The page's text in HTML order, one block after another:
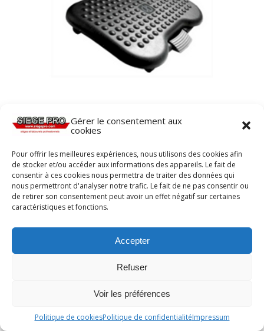
Gérer le consentement aux
cookies
Pour offrir les meilleures expériences, nous utilisons des cookies afin
de stocker et/ou accéder aux informations des appareils. Le fait de
consentir à ces cookies nous permettra de traiter des données qui
nous permettront d'analyser notre trafic. Le fait de ne pas consentir ou
de retirer son consentement peut avoir un effet négatif sur certaines
caractéristiques et fonctions.
Accepter
Refuser
Voir les préférences
Politique de cookiesPolitique de confidentialitéImpressum